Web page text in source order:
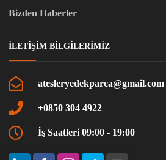
Bizden Haberler
İLETIŞIM BILGILERIMIZ
atesleryedekparca@gmail.com
+0850 304 4922
İş Saatleri 09:00 - 19:00